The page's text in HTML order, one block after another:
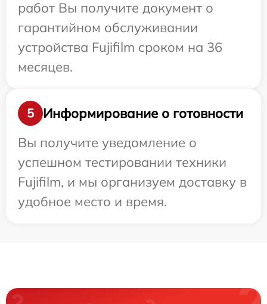
работ Вы получите документ о
гарантийном обслуживании
устройства Fujifilm сроком на 36
месяцев.
5
Информирование о готовности
Вы получите уведомление о
успешном тестировании техники
Fujifilm, и мы организуем доставку в
удобное место и время.